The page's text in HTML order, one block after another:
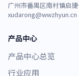
广州市番禺区南村镇启
xudarong@wwzhyun.cn
产品中心
产品中心总览
行业应用